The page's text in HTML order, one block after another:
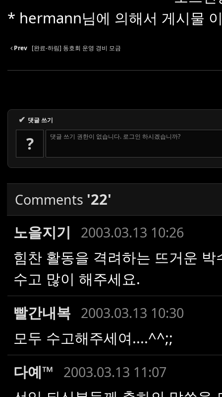
* hermann님에 의해서 게시물
Prev [완료-하림] 동호회 운영 경비 모금
✔ 댓글 쓰기
? 댓글 쓰기 권한이 없습니다. 로그인 하시겠습니까?
Comments '22'
노을지기
2003.03.13 10:26
힘찬 활동을 격려하는 뜨거운
수고 많이 해주세요.
빨간내복 2003.03.13 10:30
모두 수고해주세여....^^;;
다예™
2003.03.13 11:07